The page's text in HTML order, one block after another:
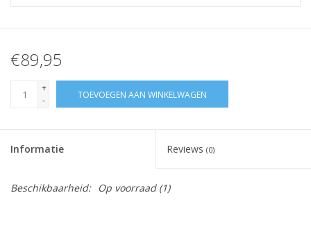
€89,95
+
-
TOEVOEGEN AAN WINKELWAGEN
Informatie Reviews (0)
Beschikbaarheid: Op voorraad(1)